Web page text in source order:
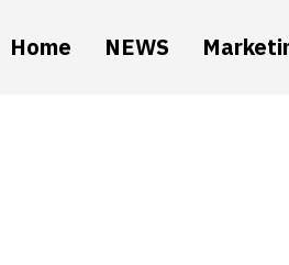
Home NEWS